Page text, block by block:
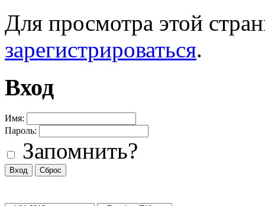
Для просмотра этой
зарегистрироваться.
Вход
Имя:
Пароль:
Запомнить?